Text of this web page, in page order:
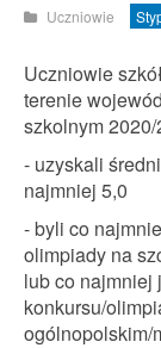
Uczniowie
Uczniowie
terenie
szkolnym 2020/
- uzyskali
najmniej 5,0
- byli co
olimpiady na
lub co najmniej
konkursu/
ogólnopolskim/